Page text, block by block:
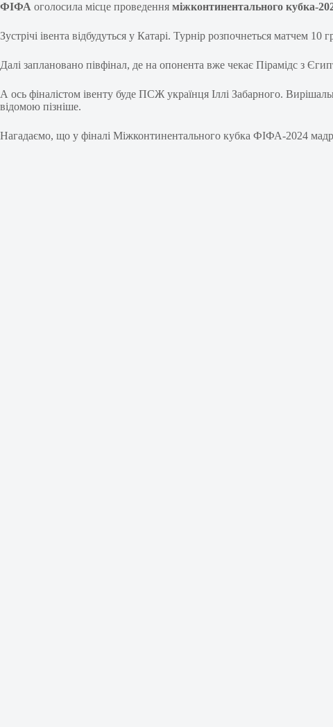
ФІФА оголосила місце проведення міжконтинентального кубка-
Зустрічі івента відбудуться у Катарі. Турнір розпочнеться матчем
Далі заплановано півфінал, де на опонента вже чекає Пірамідс з
А ось фіналістом івенту буде ПСЖ українця Іллі Забарного.
відомою пізніше.
Нагадаємо, що у фіналі Міжконтинентального кубка ФІФА-2024